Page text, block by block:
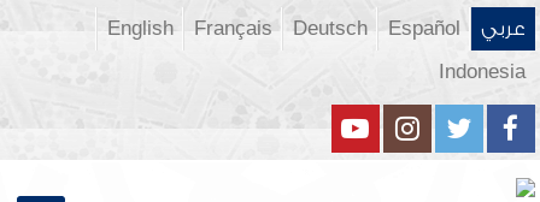
عربي Español
Deutsch
Français
English
Indonesia